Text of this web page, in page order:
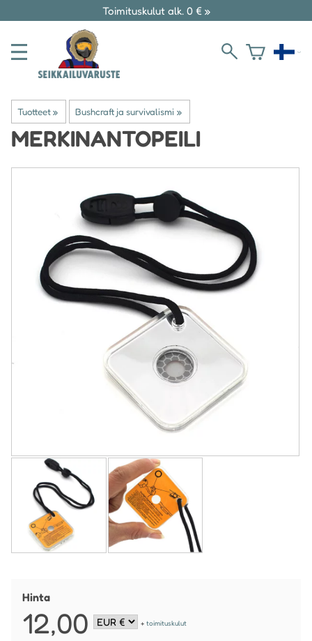
Toimituskulut alk. 0 € »
Tuotteet‪» Bushcraft ja survivalismi ‪»
MERKINANTOPEILI
Hinta
12,00 +toimituskulut